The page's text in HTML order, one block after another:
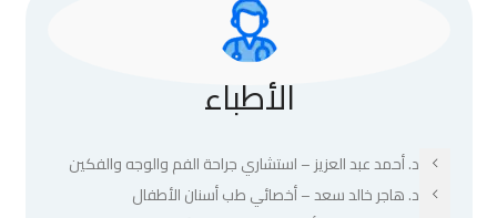
الأطباء
د. أحمد عبد العزيز – استشاري جراحة الفم والوجه والفكين
د. هاجر خالد سعد – أخصائي طب أسنان الأطفال